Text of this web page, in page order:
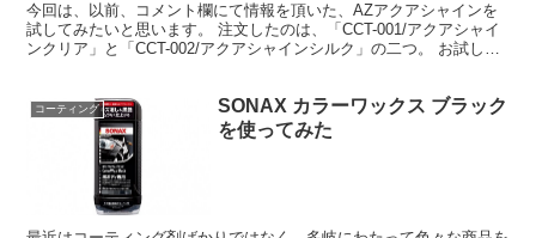
今回は、以前、コメント欄にて情報を頂いた、AZアクアシャインを
試してみたいと思います。 注文したのは、「CCT-001/アクアシャイ
ンクリア」と「CCT-002/アクアシャインシルク」の二つ。 お試し用
コーティング
SONAX カラーワックス ブラック
を使ってみた